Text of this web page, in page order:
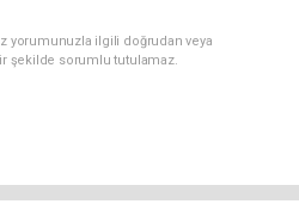
yorumunuzla ilgili doğrudan veya
şekilde sorumlu tutulamaz.